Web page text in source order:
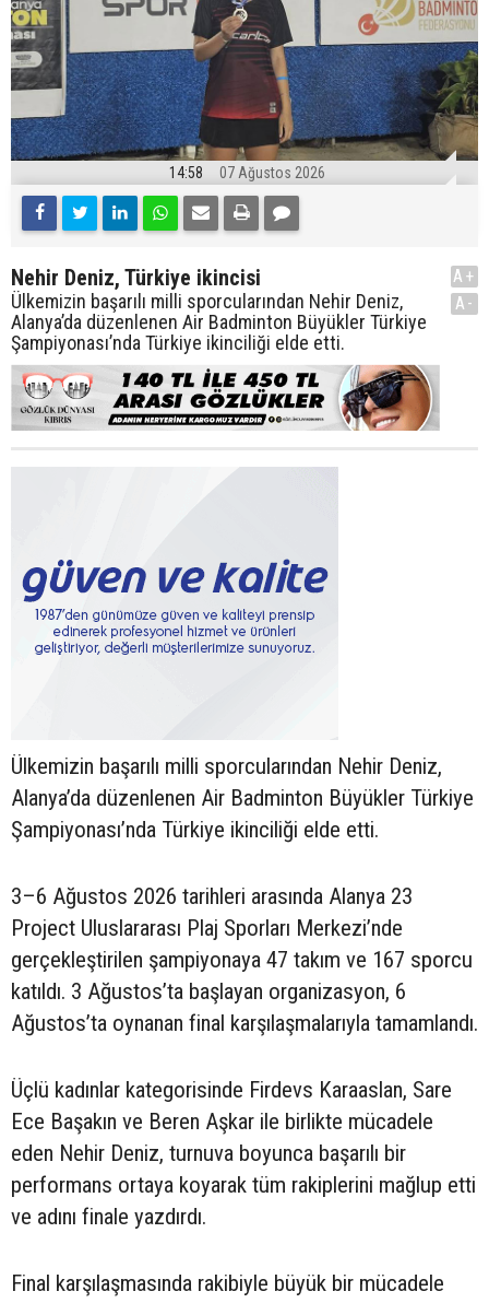
14:58 07 Ağustos 2026
Nehir Deniz, Türkiye ikincisi
Ülkemizin başarılı milli sporcularından Nehir Deniz,
Alanya’da düzenlenen Air Badminton Büyükler Türkiye
Şampiyonası’nda Türkiye ikinciliği elde etti.
A+
A-
Ülkemizin başarılı milli sporcularından Nehir Deniz,
Alanya’da düzenlenen Air Badminton Büyükler Türkiye
Şampiyonası’nda Türkiye ikinciliği elde etti.
3–6 Ağustos 2026 tarihleri arasında Alanya 23
Project Uluslararası Plaj Sporları Merkezi’nde
gerçekleştirilen şampiyonaya 47 takım ve 167 sporcu
katıldı. 3 Ağustos’ta başlayan organizasyon, 6
Ağustos’ta oynanan final karşılaşmalarıyla tamamlandı.
Üçlü kadınlar kategorisinde Firdevs Karaaslan, Sare
Ece Başakın ve Beren Aşkar ile birlikte mücadele
eden Nehir Deniz, turnuva boyunca başarılı bir
performans ortaya koyarak tüm rakiplerini mağlup etti
ve adını finale yazdırdı.
Final karşılaşmasında rakibiyle büyük bir mücadele